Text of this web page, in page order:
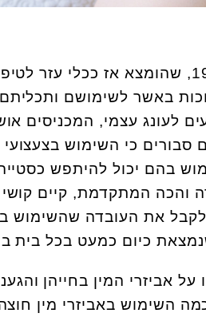
עם פיתוחו של הוויברטור הראשון במאה ה-19, שהומצא אז
באשר לשימושם
לעונג עצמי, המכניסים
סבורים כי השימוש בצעצועי
בהם יכול להיתפש
במאה ה21, הכה הנאורה והכה המתקדמת,
את העובדה שהשימוש
כיום כמעט בכל בית
27, 46 ו67, שסיפרו לנו על אביזרי המין
השימוש באביזרי מין